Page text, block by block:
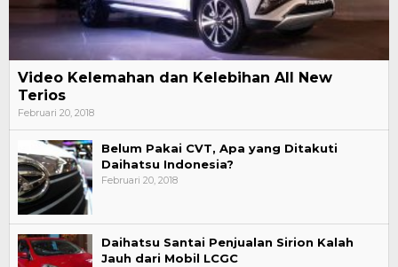
Video Kelemahan dan Kelebihan All New
Terios
Februari 20, 2018
Belum Pakai CVT, Apa yang Ditakuti
Daihatsu Indonesia?
Februari 20, 2018
Daihatsu Santai Penjualan Sirion Kalah
Jauh dari Mobil LCGC